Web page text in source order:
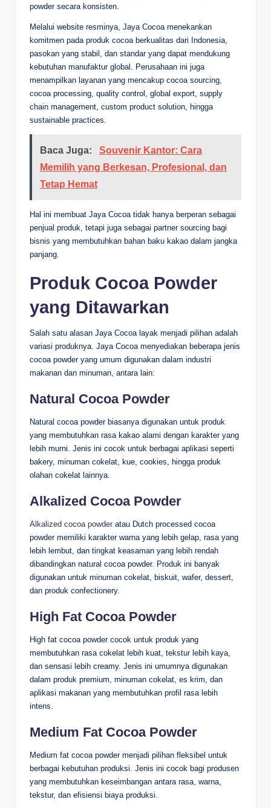
powder secara konsisten.
Melalui website resminya, Jaya Cocoa menekankan
komitmen pada produk cocoa berkualitas dari Indonesia,
pasokan yang stabil, dan standar yang dapat mendukung
kebutuhan manufaktur global. Perusahaan ini juga
menampilkan layanan yang mencakup cocoa sourcing,
cocoa processing, quality control, global export, supply
chain management, custom product solution, hingga
sustainable practices.
Baca Juga:
Souvenir Kantor: Cara
Memilih yang Berkesan, Profesional, dan
Tetap Hemat
Hal ini membuat Jaya Cocoa tidak hanya berperan sebagai
penjual produk, tetapi juga sebagai partner sourcing bagi
bisnis yang membutuhkan bahan baku kakao dalam jangka
panjang.
Produk Cocoa Powder
yang Ditawarkan
Salah satu alasan Jaya Cocoa layak menjadi pilihan adalah
variasi produknya. Jaya Cocoa menyediakan beberapa jenis
cocoa powder yang umum digunakan dalam industri
makanan dan minuman, antara lain:
Natural Cocoa Powder
Natural cocoa powder biasanya digunakan untuk produk
yang membutuhkan rasa kakao alami dengan karakter yang
lebih murni. Jenis ini cocok untuk berbagai aplikasi seperti
bakery, minuman cokelat, kue, cookies, hingga produk
olahan cokelat lainnya.
Alkalized Cocoa Powder
Alkalized cocoa powder atau Dutch processed cocoa
powder memiliki karakter warna yang lebih gelap, rasa yang
lebih lembut, dan tingkat keasaman yang lebih rendah
dibandingkan natural cocoa powder. Produk ini banyak
digunakan untuk minuman cokelat, biskuit, wafer, dessert,
dan produk confectionery.
High Fat Cocoa Powder
High fat cocoa powder cocok untuk produk yang
membutuhkan rasa cokelat lebih kuat, tekstur lebih kaya,
dan sensasi lebih creamy. Jenis ini umumnya digunakan
dalam produk premium, minuman cokelat, es krim, dan
aplikasi makanan yang membutuhkan profil rasa lebih
intens.
Medium Fat Cocoa Powder
Medium fat cocoa powder menjadi pilihan fleksibel untuk
berbagai kebutuhan produksi. Jenis ini cocok bagi produsen
yang membutuhkan keseimbangan antara rasa, warna,
tekstur, dan efisiensi biaya produksi.